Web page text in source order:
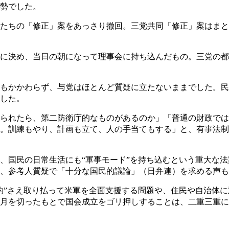
でした。
の「修正」案をあっさり撤回。三党共同「修正」案はま
め、当日の朝になって理事会に持ち込んだもの。三党の
かわらず、与党はほとんど質疑に立たないままでした。
た。
たら、第二防衛庁的なものがあるのか」「普通の財政で
訓練もやり、計画も立て、人の手当てもする」と、有事法
民の日常生活にも“軍事モード”を持ち込むという重大な
参考人質疑で「十分な国民的議論」（日弁連）を求める声
え取り払って米軍を全面支援する問題や、住民や自治体
を切ったもとで国会成立をゴリ押しすることは、二重三重